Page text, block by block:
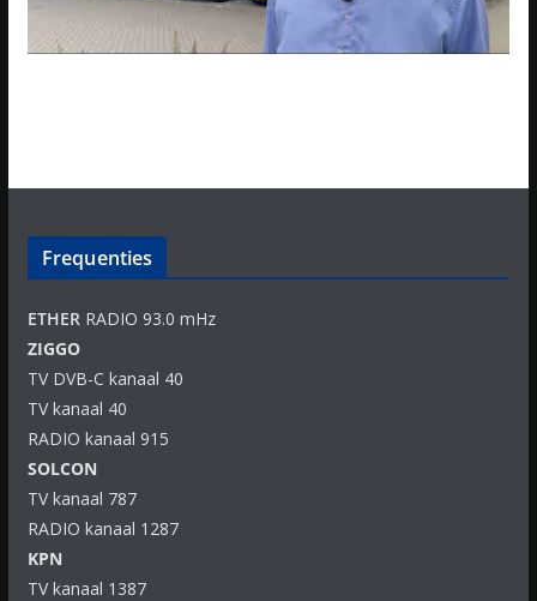
Frequenties
ETHERRADIO 93.0 mHz
ZIGGO
TV DVB-C kanaal 40
TV kanaal 40
RADIO kanaal 915
SOLCON
TV kanaal 787
RADIO kanaal 1287
KPN
TV kanaal 1387